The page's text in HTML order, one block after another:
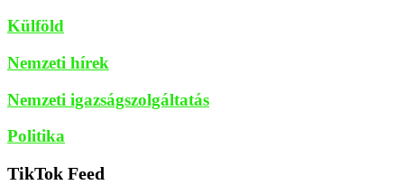
Külföld
Nemzeti hírek
Nemzeti igazságszolgáltatás
Politika
TikTok Feed